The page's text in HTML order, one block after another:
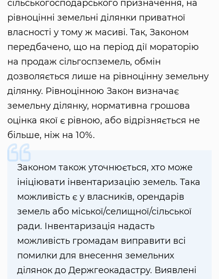
сільськогосподарського призначення, на
рівноцінні земельні ділянки приватної
власності у тому ж масиві. Так, Законом
передбачено, що на період дії мораторію
на продаж сільгоспземель, обмін
дозволяється лише на рівноцінну земельну
ділянку. Рівноцінною Закон визначає
земельну ділянку, нормативна грошова
оцінка якої є рівною, або відрізняється не
більше, ніж на 10%.
Законом також уточнюється, хто може
ініціювати інвентаризацію земель. Така
можливість є у власників, орендарів
земель або міської/селищної/сільської
ради. Інвентаризація надасть
можливість громадам виправити всі
помилки для внесення земельних
ділянок до Держгеокадастру. Виявлені